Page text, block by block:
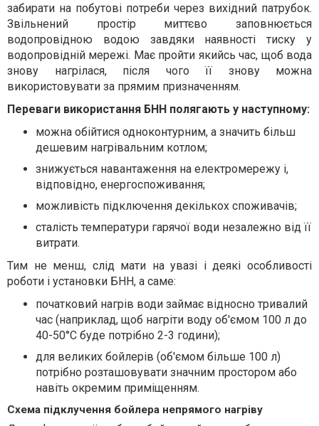
забирати на побутові потреби через вихідний патрубок.
Звільнений простір миттєво заповнюється
водопровідною водою завдяки наявності тиску у
водопровідній мережі. Має пройти якийсь час, щоб вода
знову нагрілася, після чого її знову можна
використовувати за прямим призначенням.
Переваги використання БНН полягають у наступному:
можна обійтися одноконтурним, а значить більш
дешевим нагрівальним котлом;
знижується навантаження на електромережу і,
відповідно, енергоспоживання;
можливість підключення декількох споживачів;
сталість температури гарячої води незалежно від її
витрати.
Тим не менш, слід мати на увазі і деякі особливості
роботи і установки БНН, а саме:
початковий нагрів води займає відносно тривалий
час (наприклад, щоб нагріти воду об'ємом 100 л до
40-50°C буде потрібно 2-3 години);
для великих бойлерів (об'ємом більше 100 л)
потрібно розташовувати значним простором або
навіть окремим приміщенням.
Схема підклучення бойлера непрямого нагріву